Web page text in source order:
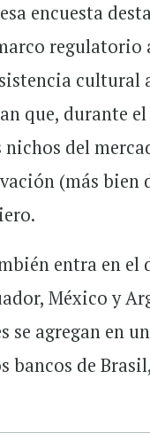
encuesta
cultural
que, durante
del
(más
entra en
México y
se agregan en
bancos de